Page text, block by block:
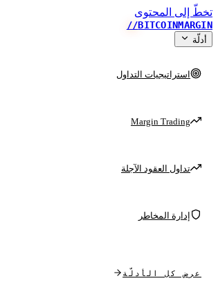
تخطّ إلى المحتوى
BITCOINMARGIN
//
أدلّة
استراتيجيات التداول
Margin Trading
تداول العقود الآجلة
إدارة المخاطر
عرض كل الأدلّة